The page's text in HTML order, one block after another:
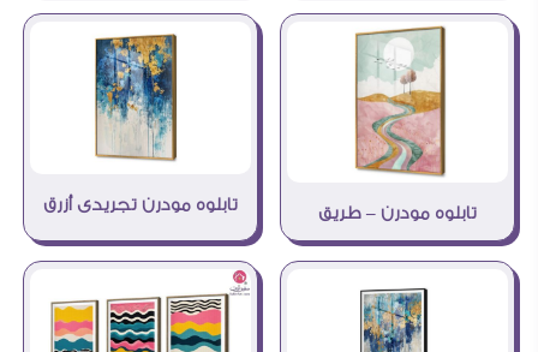
تابلوه مودرن – طريق تابلوه مودرن تجريدى أزرق